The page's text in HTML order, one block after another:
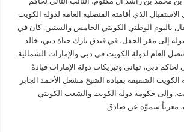
العلاقات
الإماراتية-
الكويتية
تزداد
وتطوراً
مغلقة
الاستقبال الذي أقامته القنصلية العامة لدولة الكويت
باليوم الوطني الكويتي الخامس والستين. كان في
إلى مقر الحفل، في فندق بارك حياة دبي، خالد
العام لدولة الكويت في دبي والإمارات الشمالية.
دبي، تهاني وتبريكات دولة الإمارات قيادةً
الشقيقة بقيادة الشيخ مشعل الأحمد الجابر
وإلى حكومة دولة الكويت والشعب الكويتي
معرباً سموّه عن صادق